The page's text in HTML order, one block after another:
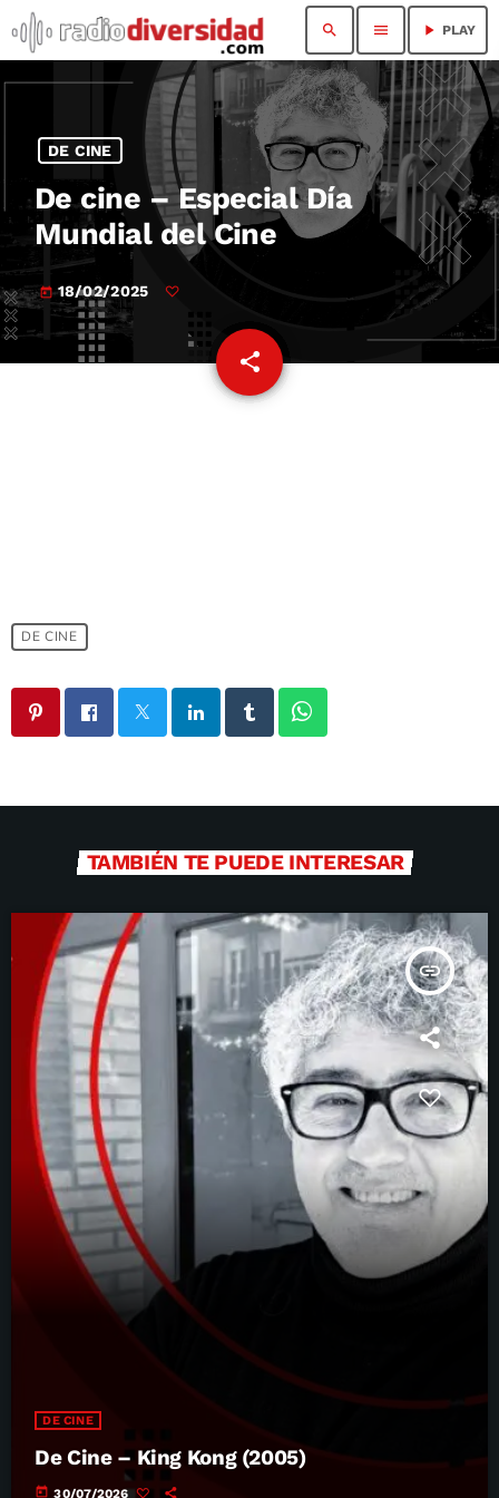
search menu play_arrow PLAY
DE CINE
De cine – Especial Día
Mundial del Cine
today 18/02/2025
share
email
DE CINE
TAMBIÉN TE PUEDE INTERESAR
insert_link
DE CINE
De Cine – King Kong (2005)
today 30/07/2026